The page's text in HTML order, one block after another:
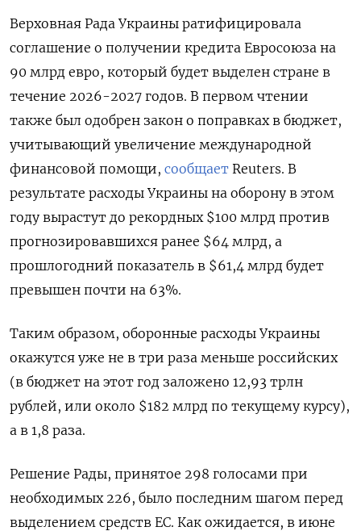
Верховная Рада Украины ратифицировала
соглашение о получении кредита Евросоюза на
90 млрд евро, который будет выделен стране в
течение 2026-2027 годов. В первом чтении
также был одобрен закон о поправках в бюджет,
учитывающий увеличение международной
финансовой помощи, сообщает Reuters. В
результате расходы Украины на оборону в этом
году вырастут до рекордных $100 млрд против
прогнозировавшихся ранее $64 млрд, а
прошлогодний показатель в $61,4 млрд будет
превышен почти на 63%.
Таким образом, оборонные расходы Украины
окажутся уже не в три раза меньше российских
(в бюджет на этот год заложено 12,93 трлн
рублей, или около $182 млрд по текущему курсу),
а в 1,8 раза.
Решение Рады, принятое 298 голосами при
необходимых 226, было последним шагом перед
выделением средств ЕС. Как ожидается, в июне